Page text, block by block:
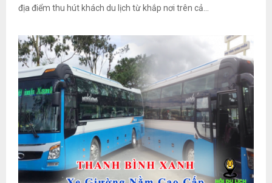
địa điểm thu hút khách du lịch từ khắp nơi trên cả...